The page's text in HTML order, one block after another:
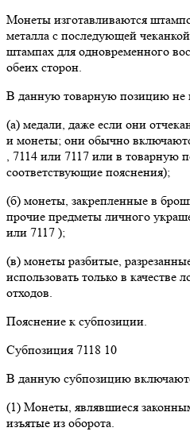
Монеты изготавливаются
металла с последующей
штампах для одновременного
обеих сторон.
В данную товарную позицию не
(а) медали, даже если они
и монеты; они обычно
, 7114 или 7117 или в товарную
соответствующие пояснения);
(б) монеты, закрепленные в
прочие предметы личного
или 7117 );
(в) монеты разбитые,
использовать только в качестве
отходов.
Пояснение к субпозиции.
Субпозиция 7118 10
В данную субпозицию
(1) Монеты, являвшиеся
изъятые из оборота.